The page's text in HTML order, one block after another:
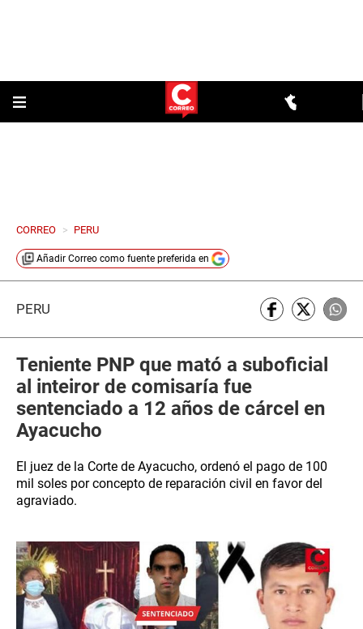
CORREO > PERU
Añadir Correo como fuente preferida en
PERÚ
Teniente PNP que mató a suboficial
al inteiror de comisaría fue
sentenciado a 12 años de cárcel en
Ayacucho
El juez de la Corte de Ayacucho, ordenó el pago de 100
mil soles por concepto de reparación civil en favor del
agraviado.